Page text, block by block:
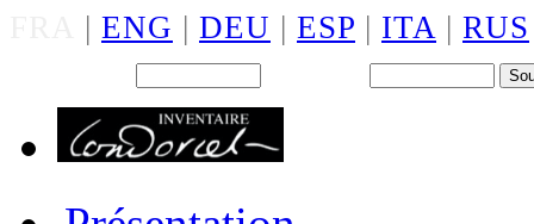
| ENG | DEU | ESP | ITA | RUS